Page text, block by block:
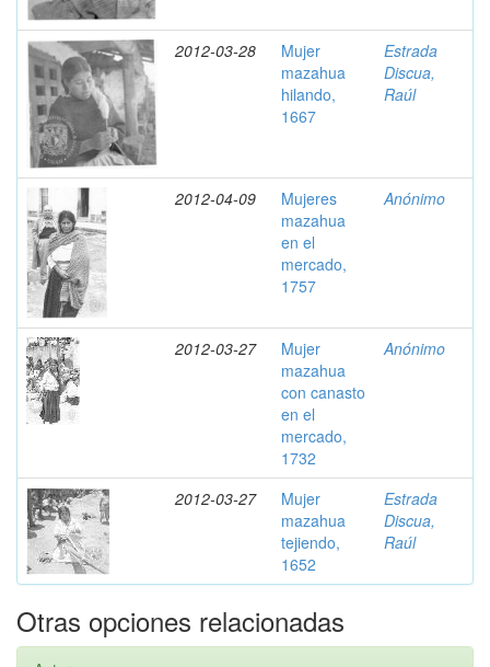
2012-03-28
Mujer
mazahua
hilando,
1667
Estrada
Discua,
Raúl
2012-04-09
Mujeres
mazahua
en el
mercado,
1757
Anónimo
2012-03-27
Mujer
mazahua
con canasto
en el
mercado,
1732
Anónimo
2012-03-27
Mujer
mazahua
tejiendo,
1652
Estrada
Discua,
Raúl
Otras opciones relacionadas